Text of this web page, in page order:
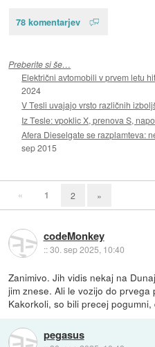
78 komentarjev
Preberite si še…
Električni avtomobili v prvem letu
2024
V Tesli uvajajo vrsto različnih
Iz Tesle: vpoklic X, prenova S,
Afera Dieselgate se razplamteva:
sep 2015
« 1 2 »
codeMonkey
::30. sep 2025, 10:40
Zanimivo. Jih vidis nekaj na
jim znese. Ali le vozijo do
Kakorkoli, so bili precej
pegasus